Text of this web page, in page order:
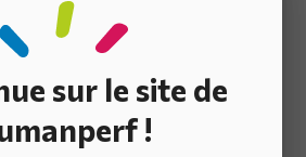
sur le site de
!